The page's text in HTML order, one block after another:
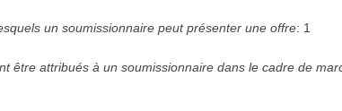
un soumissionnaire peut présenter une offre: 1
être attribués à un soumissionnaire dans le cadre de